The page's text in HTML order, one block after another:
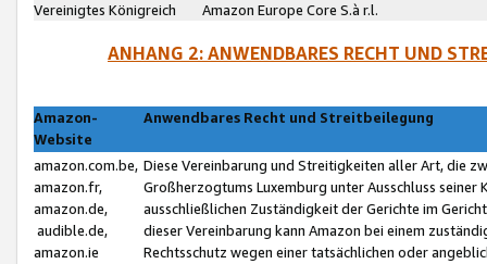
Vereinigtes Königreich
Amazon Europe Core S.à r.l.
ANHANG 2: ANWENDBARES RECHT UND
Amazon-
Website
Anwendbares Recht und Streitbeilegung
amazon.com.be,
amazon.fr,
amazon.de,
audible.de,
amazon.ie
Diese Vereinbarung und Streitigkeiten aller Art, die
Großherzogtums Luxemburg unter Ausschluss
ausschließlichen Zuständigkeit der Gerichte im
dieser Vereinbarung kann Amazon bei einem
Rechtsschutz wegen einer tatsächlichen oder